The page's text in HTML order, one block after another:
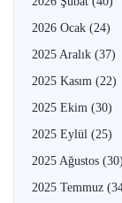
2026 Ocak (24)
2025 Aralık (37)
2025 Kasım (22)
2025 Ekim (30)
2025 Eylül (25)
2025 Ağustos (30)
2025 Temmuz